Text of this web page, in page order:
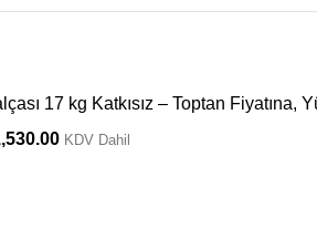
17 kg Katkısız – Toptan Fiyatına,
KDV Dahil